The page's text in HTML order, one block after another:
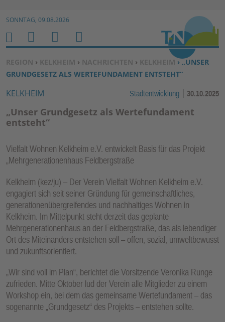
Zum Inhalt springen ↓
SONNTAG, 09.08.2026
SIE BEFINDEN SICH HIER:
REGION › KELKHEIM › NACHRICHTEN › KELKHEIM › „UNSER
GRUNDGESETZ ALS WERTEFUNDAMENT ENTSTEHT“
KELKHEIM Stadtentwicklung 30.10.2025
„Unser Grundgesetz als Wertefundament
entsteht“
Vielfalt Wohnen Kelkheim e.V. entwickelt Basis für das Projekt
„Mehrgenerationenhaus Feldbergstraße
Kelkheim (kez/ju) – Der Verein Vielfalt Wohnen Kelkheim e.V.
engagiert sich seit seiner Gründung für gemeinschaftliches,
generationenübergreifendes und nachhaltiges Wohnen in
Kelkheim. Im Mittelpunkt steht derzeit das geplante
Mehrgenerationenhaus an der Feldbergstraße, das als lebendiger
Ort des Miteinanders entstehen soll – offen, sozial, umweltbewusst
und zukunftsorientiert.
„Wir sind voll im Plan“, berichtet die Vorsitzende Veronika Runge
zufrieden. Mitte Oktober lud der Verein alle Mitglieder zu einem
Workshop ein, bei dem das gemeinsame Wertefundament – das
sogenannte „Grundgesetz“ des Projekts – entstehen sollte.
H
O
M
E
M
E
N
U
S
U
C
N
B
E
N
Z
F
U
N
K
TI
O
N
E
N